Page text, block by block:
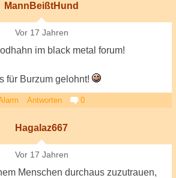
MannBeißtHund
Vor 17 Jahren
im black metal forum!
für Burzum gelohnt!
Antworten 0
Hagalaz667
Vor 17 Jahren
Menschen durchaus zuzutrauen,